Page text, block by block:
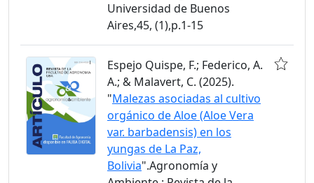
Universidad de Buenos
Aires,45, (1),p.1-15
Espejo Quispe, F.; Federico, A.
A.; & Malavert, C. (2025).
"Malezas asociadas al cultivo
orgánico de Aloe (Aloe Vera
var. barbadensis) en los
yungas de La Paz,
Bolivia".Agronomía y